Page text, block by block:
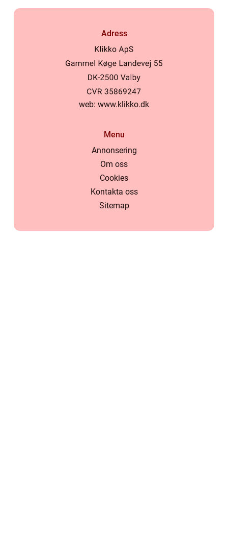
Adress
web: www.klikko.dk
Menu
Annonsering
Om oss
Cookies
Kontakta oss
Sitemap